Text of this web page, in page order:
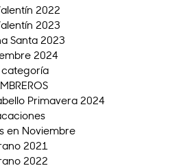
2022
2023
Santa 2023
2024
categoría
Primavera 2024
en Noviembre
2021
2022